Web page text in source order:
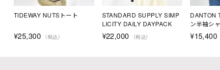
TIDEWAY NUTSトート
¥25,300 （税込）
STANDARD SUPPLY SIMP
LICITY DAILY DAYPACK
¥22,000 （税込）
DANTON
ン半袖シ
¥15,400